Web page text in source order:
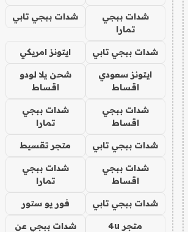
شدات ببجي
تمارا
شدات ببجي تابي
شدات ببجي تابي ايتونز امريكي
ايتونز سعودي
اقساط
شحن يلا لودو
اقساط
شدات ببجي
اقساط
شدات ببجي
تمارا
شدات ببجي تابي متجر تقسيط
شدات ببجي
اقساط
شدات ببجي
تمارا
شدات ببجي تابي فور يو ستور
متجر 4u شدات ببجي عن